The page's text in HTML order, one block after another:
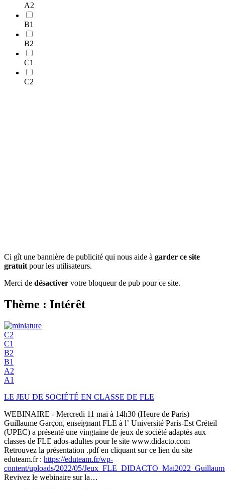
A2
B1
B2
C1
C2
Ci gît une bannière de publicité qui nous aide à garder ce site
gratuit pour les utilisateurs.
Merci de désactiver votre bloqueur de pub pour ce site.
Thème : Intérêt
C2
C1
B2
B1
A2
A1
LE JEU DE SOCIÉTÉ EN CLASSE DE FLE
WEBINAIRE - Mercredi 11 mai à 14h30 (Heure de Paris)
Guillaume Garçon, enseignant FLE à l’ Université Paris-Est Créteil
(UPEC) a présenté une vingtaine de jeux de société adaptés aux
classes de FLE ados-adultes pour le site www.didacto.com
Retrouvez la présentation .pdf en cliquant sur ce lien du site
eduteam.fr : https://eduteam.fr/wp-
content/uploads/2022/05/
Revivez le webinaire sur la…